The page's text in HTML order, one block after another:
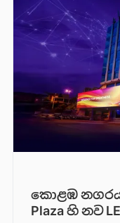
කොළඹ
Plaza හි නව